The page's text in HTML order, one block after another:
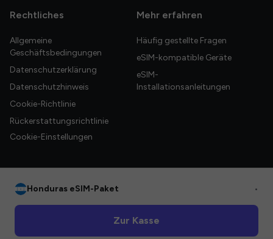
Rechtliches
Allgemeine
Geschäftsbedingungen
Datenschutzerklärung
Datenschutzhinweis
Cookie-Richtlinie
Rückerstattungsrichtlinie
Cookie-Einstellungen
Mehr erfahren
Häufig gestellte Fragen
eSIM-kompatible Geräte
eSIM-
Installationsanleitungen
Honduras eSIM-Paket •
Zur Kasse